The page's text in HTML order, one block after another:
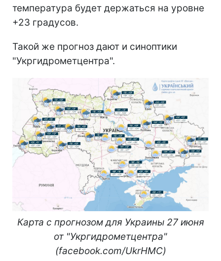
температура будет держаться на уровне
+23 градусов.
Такой же прогноз дают и синоптики
"Укргидрометцентра".
Карта с прогнозом для Украины 27 июня
от "Укргидрометцентра"
(facebook.com/UkrHMC)